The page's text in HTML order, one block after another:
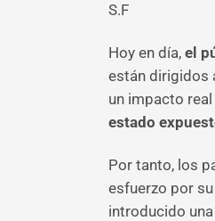
S.F
Hoy en día, el
están dirigidos
un impacto
estado
Por tanto, los
esfuerzo por
introducido